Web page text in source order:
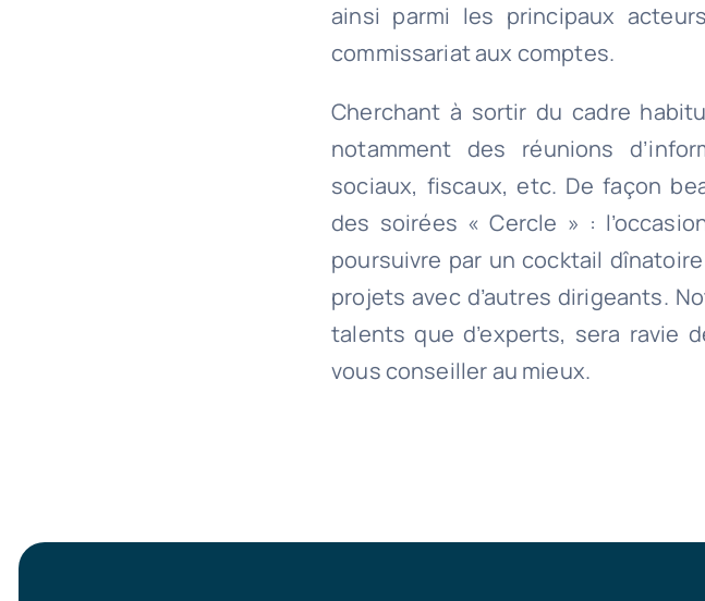
ainsi parmi les principaux
commissariat aux comptes.
Cherchant à sortir du cadre
notamment des réunions
sociaux, fiscaux, etc. De façon
des soirées « Cercle » :
poursuivre par un cocktail
projets avec d’autres dirigeants.
talents que d’experts, sera ravie
vous conseiller au mieux.